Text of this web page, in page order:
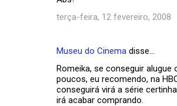
terça-feira, 12 fevereiro, 2008
Museu do Cinema disse…
Romeika, se conseguir alugue
poucos, eu recomendo, na
conseguirá virá a série
irá acabar comprando.